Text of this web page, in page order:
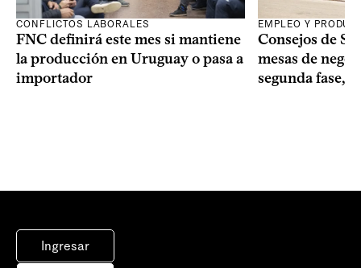
CONFLICTOS LABORALES
FNC definirá este mes si mantiene
la producción en Uruguay o pasa a
importador
EMPLEO Y
Consejos de
mesas de
segunda fase,
Ingresar